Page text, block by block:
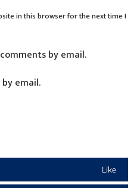
in this browser for the next time I
by email.
email.
Like